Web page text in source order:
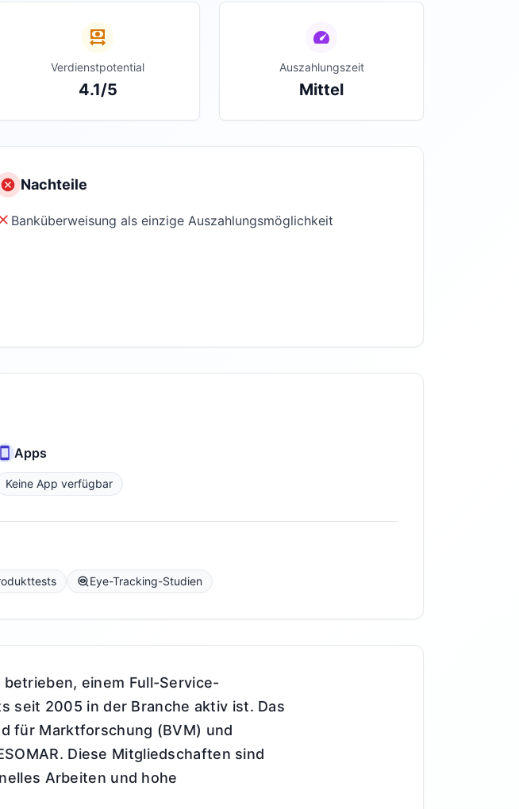
Verdienstpotential
4.1/5
Auszahlungszeit
Mittel
Nachteile
Banküberweisung als einzige Auszahlungsmöglichkeit
Apps
Keine App verfügbar
Eye-Tracking-Studien
einem Full-Service-
seit 2005 in der Branche aktiv ist. Das
für Marktforschung (BVM) und
Diese Mitgliedschaften sind
Arbeiten und hohe